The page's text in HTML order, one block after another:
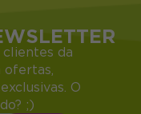
da
ofertas,
O
;)